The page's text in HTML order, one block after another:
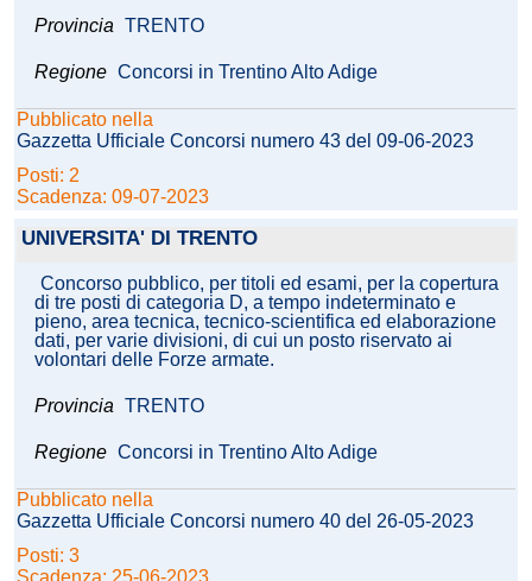
Provincia TRENTO
Regione Concorsi in Trentino Alto Adige
Pubblicato nella
Gazzetta Ufficiale Concorsi numero 43 del 09-06-2023
Posti: 2
Scadenza: 09-07-2023
UNIVERSITA' DI TRENTO
Concorso pubblico, per titoli ed esami, per la copertura
di tre posti di categoria D, a tempo indeterminato e
pieno, area tecnica, tecnico-scientifica ed elaborazione
dati, per varie divisioni, di cui un posto riservato ai
volontari delle Forze armate.
Provincia TRENTO
Regione Concorsi in Trentino Alto Adige
Pubblicato nella
Gazzetta Ufficiale Concorsi numero 40 del 26-05-2023
Posti: 3
Scadenza: 25-06-2023